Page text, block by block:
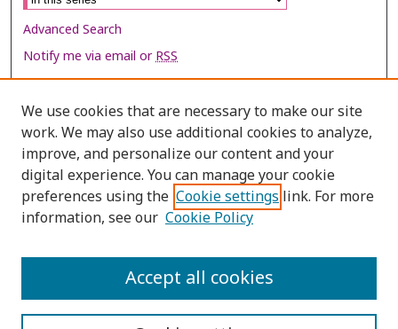
Advanced Search
Notify me via email orRSS
Browse
Collections
Disciplines
Authors
Author Corner
We use cookies that are necessary to make our site
work. We may also use additional cookies to analyze,
improve, and personalize our content and your
digital experience. You can manage your cookie
preferences using the Cookie settings link. For more
information, see our Cookie Policy
Accept all cookies